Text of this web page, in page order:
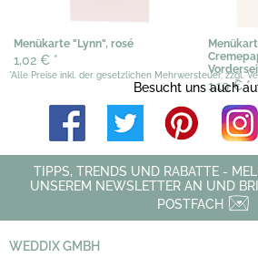
Menükarte "Lynn", rosé
1,02 € *
1,19 €*
*Alle Preise inkl. der gesetzlichen Mehrwersteuer, zzgl.
Besucht uns auch
TIPPS, TRENDS UND RABATTE -
UNSEREM NEWSLETTER AN UND
POSTFACH
WEDDIX GMBH